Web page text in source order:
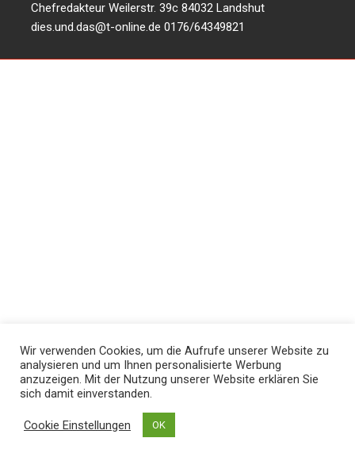
Chefredakteur Weilerstr. 39c 84032 Landshut
dies.und.das@t-online.de 0176/64349821
Wir verwenden Cookies, um die Aufrufe unserer Website zu
analysieren und um Ihnen personalisierte Werbung
anzuzeigen. Mit der Nutzung unserer Website erklären Sie
sich damit einverstanden.
Cookie Einstellungen OK